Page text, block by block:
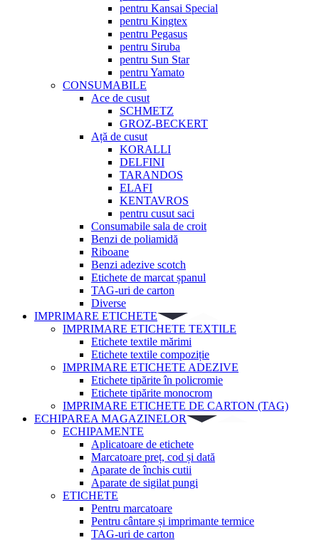
pentru Kansai Special
pentru Kingtex
pentru Pegasus
pentru Siruba
pentru Sun Star
pentru Yamato
CONSUMABILE
Ace de cusut
SCHMETZ
GROZ-BECKERT
Ață de cusut
KORALLI
DELFINI
TARANDOS
ELAFI
KENTAVROS
pentru cusut saci
Consumabile sala de croit
Benzi de poliamidă
Riboane
Benzi adezive scotch
Etichete de marcat șpanul
TAG-uri de carton
Diverse
IMPRIMARE ETICHETE
IMPRIMARE ETICHETE TEXTILE
Etichete textile mărimi
Etichete textile compoziție
IMPRIMARE ETICHETE ADEZIVE
Etichete tipărite în policromie
Etichete tipărite monocrom
IMPRIMARE ETICHETE DE CARTON (TAG)
ECHIPAREA MAGAZINELOR
ECHIPAMENTE
Aplicatoare de etichete
Marcatoare preț, cod și dată
Aparate de închis cutii
Aparate de sigilat pungi
ETICHETE
Pentru marcatoare
Pentru cântare și imprimante termice
TAG-uri de carton